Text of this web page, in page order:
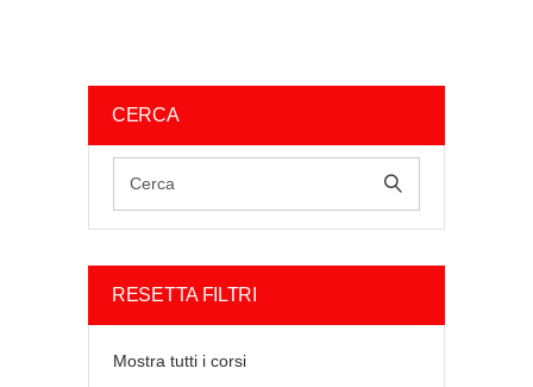
CERCA
RESETTA FILTRI
Mostra tutti i corsi